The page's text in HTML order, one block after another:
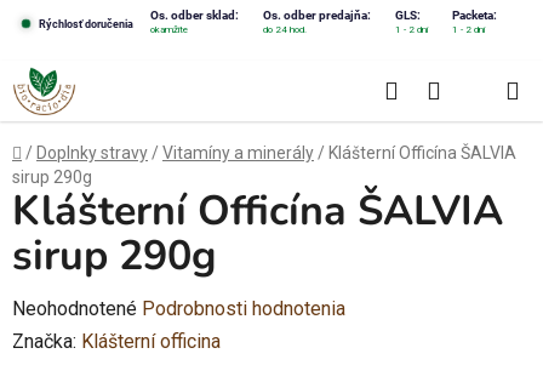
obsah
Rýchlosť doručenia
Os. odber sklad: Os. odber predajňa: GLS: Packeta:
okamžite do 24 hod. 1 - 2 dni 1 - 2 dni
Hľadať
KOŠÍK
Domov
/ Doplnky stravy /Vitamíny a minerály / Klášterní Officína ŠALVIA
sirup 290g
Klášterní Officína ŠALVIA
sirup 290g
Priemerné
hodnotenie
Neohodnotené Podrobnosti hodnotenia
Značka: Klášterní officina